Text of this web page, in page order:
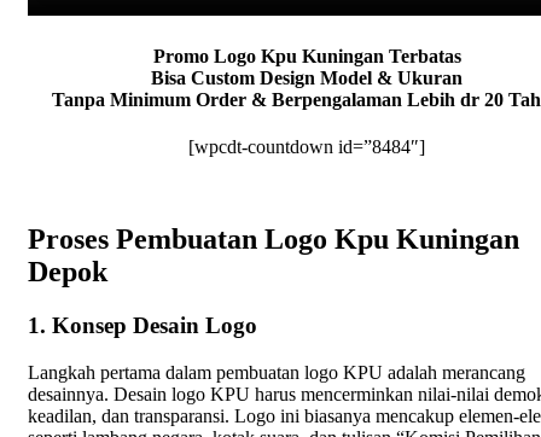
Promo Logo Kpu Kuningan Terbatas
Bisa Custom Design Model & Ukuran
Tanpa Minimum Order & Berpengalaman Lebih dr 20
[wpcdt-countdown id=”8484″]
Proses Pembuatan Logo Kpu Kuningan
Depok
1. Konsep Desain Logo
Langkah pertama dalam pembuatan logo KPU adalah merancang
desainnya. Desain logo KPU harus mencerminkan nilai-nilai
keadilan, dan transparansi. Logo ini biasanya mencakup elemen-